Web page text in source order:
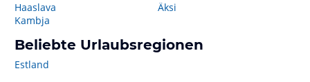
Haaslava
Kambja
Äksi
Beliebte Urlaubsregionen
Estland